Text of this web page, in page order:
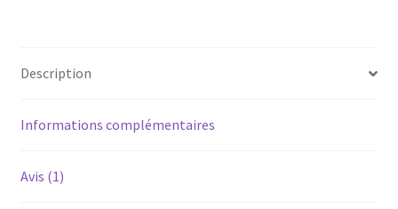
Description
Informations complémentaires
Avis (1)